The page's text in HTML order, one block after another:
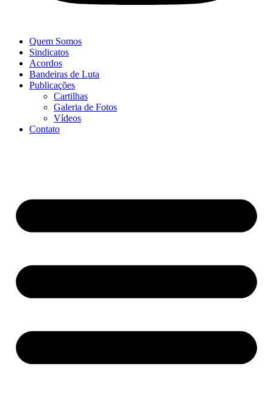
Quem Somos
Sindicatos
Acordos
Bandeiras de Luta
Publicações
Cartilhas
Galeria de Fotos
Vídeos
Contato